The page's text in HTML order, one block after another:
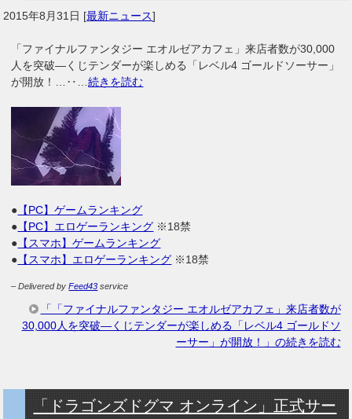
2015年8月31日 [最新ニュース]
「ファイナルファンタジー エオルゼアカフェ」来店者数が30,000
人を突破―くじテンダーが楽しめる「レベル4 ゴールドソーサー」
が開放！…‥…続きを読む
● 【PC】ゲームランキング
● 【PC】エロゲーランキング ※18禁
● 【スマホ】ゲームランキング
● 【スマホ】エロゲーランキング ※18禁
– Delivered byFeed43 service
「「ファイナルファンタジー エオルゼアカフェ」来店者数が
30,000人を突破―くじテンダーが楽しめる「レベル4 ゴールドソ
ーサー」が開放！」の続きを読む
「ドラゴンズドグマ オンライン」正式サー